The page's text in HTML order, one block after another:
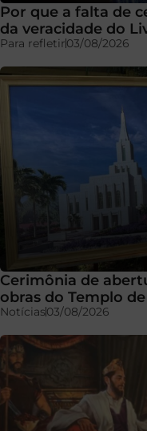
Por que a falta de
da veracidade do
Para refletir03/08/2026
Cerimônia de
obras do Templo
Notícias03/08/2026